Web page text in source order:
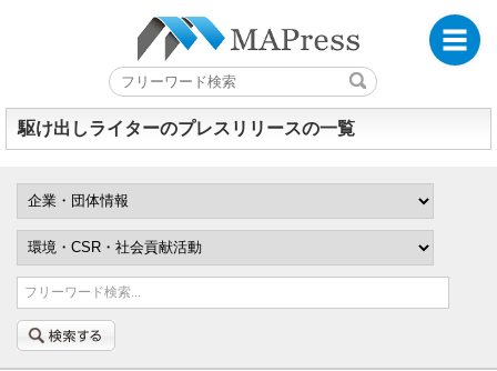
駆け出しライターのプレスリリースの一覧
フリーワード検索...